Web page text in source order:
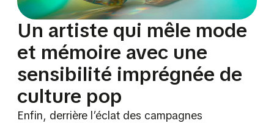
Un artiste qui mêle mode
et mémoire avec une
sensibilité imprégnée de
culture pop
Enfin, derrière l’éclat des campagnes